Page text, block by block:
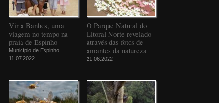
Vir a Banhos, uma
viagem no tempo na
praia de Espinho
Município de Espinho
11.07.2022
O Parque Natural do
Litoral Norte revelado
através das fotos de
amantes da natureza
21.06.2022